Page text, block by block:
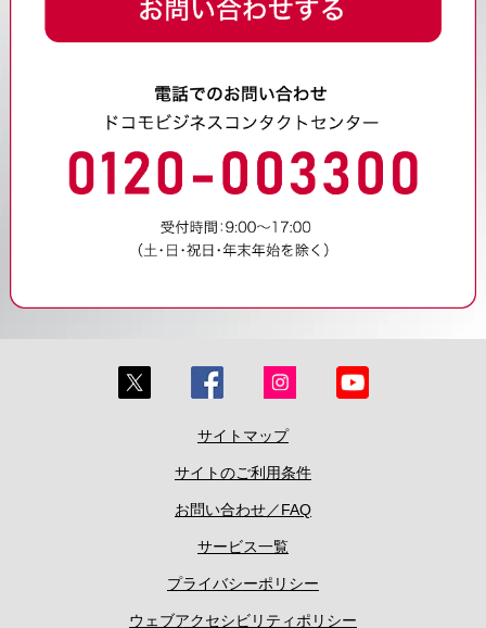
サイトマップ
サイトのご利用条件
お問い合わせ／FAQ
サービス一覧
プライバシーポリシー
ウェブアクセシビリティポリシー